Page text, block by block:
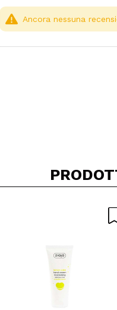
Ancora nessuna